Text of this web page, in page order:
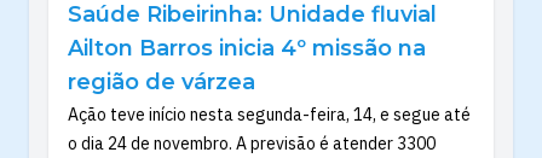
Saúde Ribeirinha: Unidade fluvial
Ailton Barros inicia 4º missão na
região de várzea
Ação teve início nesta segunda-feira, 14, e segue até
o dia 24 de novembro. A previsão é atender 3300